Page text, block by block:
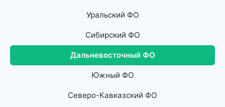
Уральский ФО
Сибирский ФО
Дальневосточный ФО
Южный ФО
Северо-Кавказский ФО